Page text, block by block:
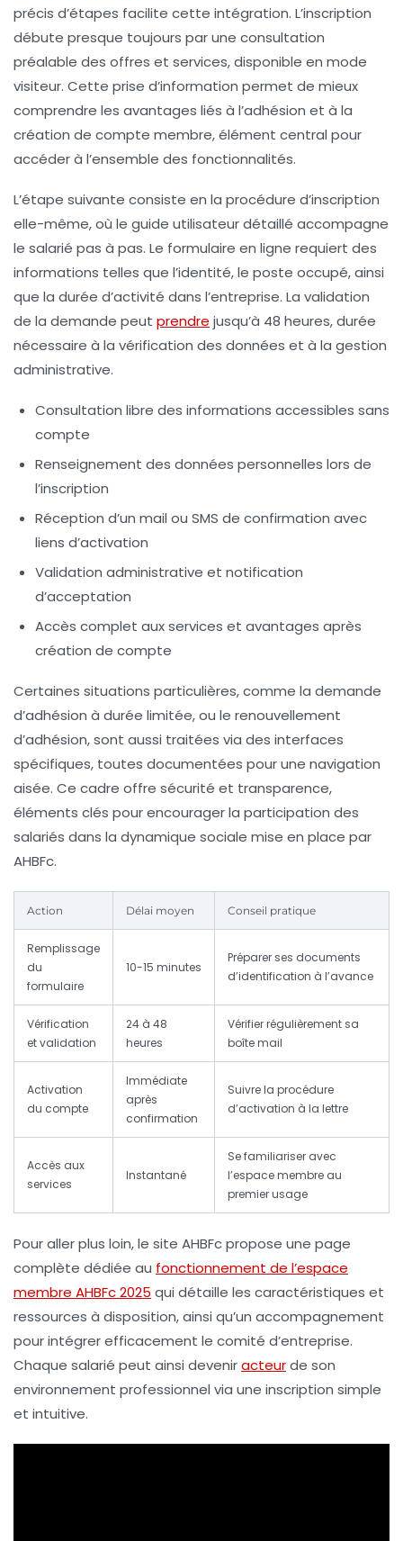
précis d’étapes facilite cette intégration. L’inscription
débute presque toujours par une consultation
préalable des offres et services, disponible en mode
visiteur. Cette prise d’information permet de mieux
comprendre les avantages liés à l’adhésion et à la
création de compte membre, élément central pour
accéder à l’ensemble des fonctionnalités.
L’étape suivante consiste en la procédure d’inscription
elle-même, où le guide utilisateur détaillé accompagne
le salarié pas à pas. Le formulaire en ligne requiert des
informations telles que l’identité, le poste occupé, ainsi
que la durée d’activité dans l’entreprise. La validation
de la demande peut prendre jusqu’à 48 heures, durée
nécessaire à la vérification des données et à la gestion
administrative.
Consultation libre des informations accessibles sans
compte
Renseignement des données personnelles lors de
l’inscription
Réception d’un mail ou SMS de confirmation avec
liens d’activation
Validation administrative et notification
d’acceptation
Accès complet aux services et avantages après
création de compte
Certaines situations particulières, comme la demande
d’adhésion à durée limitée, ou le renouvellement
d’adhésion, sont aussi traitées via des interfaces
spécifiques, toutes documentées pour une navigation
aisée. Ce cadre offre sécurité et transparence,
éléments clés pour encourager la participation des
salariés dans la dynamique sociale mise en place par
AHBFc.
Action Délai moyen Conseil pratique
Remplissage
du
formulaire
10-15 minutes
Préparer ses documents
d’identification à l’avance
Vérification
et validation
24 à 48
heures
Vérifier régulièrement sa
boîte mail
Activation
du compte
Immédiate
après
confirmation
Suivre la procédure
d’activation à la lettre
Accès aux
services
Instantané
Se familiariser avec
l’espace membre au
premier usage
Pour aller plus loin, le site AHBFc propose une page
complète dédiée au fonctionnement de l’espace
membre AHBFc 2025 qui détaille les caractéristiques et
ressources à disposition, ainsi qu’un accompagnement
pour intégrer efficacement le comité d’entreprise.
Chaque salarié peut ainsi deveniracteurde son
environnement professionnel via une inscription simple
et intuitive.